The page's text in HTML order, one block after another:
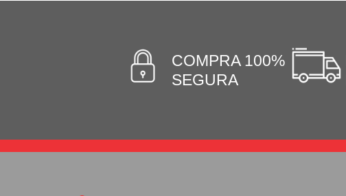
COMPRA 100%
SEGURA